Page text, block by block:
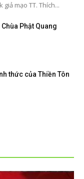
mạo TT. Thích...
Phật Quang
thức của Thiền Tôn